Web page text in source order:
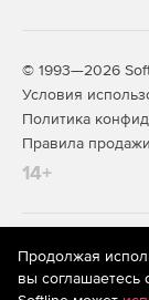
© 1993—2026
Условия
Политика
Правила продажи
14+
На
предоставления
Продолжая
вы соглашаетесь